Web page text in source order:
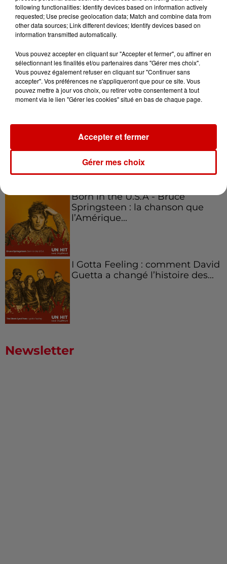
Podcasts
Kelly Massol, figure
emblématique de
l'entrepreneuriat féminin
Canada et accueillir les bleus à
Boston,...
Born in the U.S.A - Bruce
Springsteen : la chanson que
l’Amérique...
I Gotta Feeling : comment David
Guetta a changé l’histoire des...
Newsletter
following functionalities: Identify devices based on information actively
requested; Use precise geolocation data; Match and combine data from
other data sources; Link different devices; Identify devices based on
information transmitted automatically.
Vous pouvez accepter en cliquant sur "Accepter et fermer", ou affiner en
sélectionnant les finalités et/ou partenaires dans "Gérer mes choix".
Vous pouvez également refuser en cliquant sur "Continuer sans
accepter". Vos préférences ne s'appliqueront que pour ce site. Vous
pouvez mettre à jour vos choix, ou retirer votre consentement à tout
moment via le lien "Gérer les cookies" situé en bas de chaque page.
Gérer mes choix
Accepter et fermer